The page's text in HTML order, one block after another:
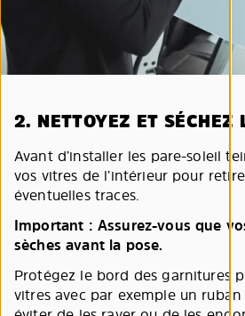
2. NETTOYEZ ET SÉCHEZ
Avant d’installer les pare-soleil
vos vitres de l’intérieur pour
éventuelles traces.
Important : Assurez-vous que
sèches avant la pose.
Protégez le bord des garnitures
vitres avec par exemple un